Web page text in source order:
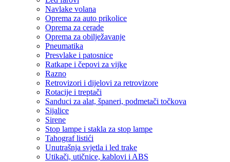
Navlake volana
Oprema za auto prikolice
Oprema za cerade
Oprema za obilježavanje
Pneumatika
Presvlake i patosnice
Ratkape i čepovi za vijke
Razno
Retrovizori i dijelovi za retrovizore
Rotacije i treptači
Sanduci za alat, španeri, podmetači točkova
Sijalice
Sirene
Stop lampe i stakla za stop lampe
Tahograf listići
Unutrašnja svjetla i led trake
Utikači, utičnice, kablovi i ABS